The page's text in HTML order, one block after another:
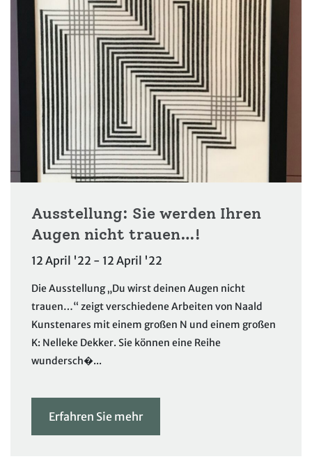
Ausstellung: Sie werden Ihren
Augen nicht trauen…!
12 April '22 - 12 April '22
Die Ausstellung „Du wirst deinen Augen nicht
trauen…“ zeigt verschiedene Arbeiten von Naald
Kunstenares mit einem großen N und einem großen
K: Nelleke Dekker. Sie können eine Reihe
wundersch�...
Erfahren Sie mehr